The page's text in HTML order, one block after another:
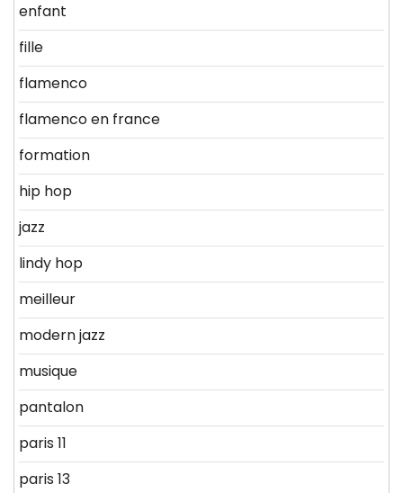
enfant
fille
flamenco
flamenco en france
formation
hip hop
jazz
lindy hop
meilleur
modern jazz
musique
pantalon
paris 11
paris 13